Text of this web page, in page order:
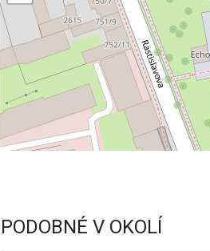
PODOBNÉ V OKOLÍ